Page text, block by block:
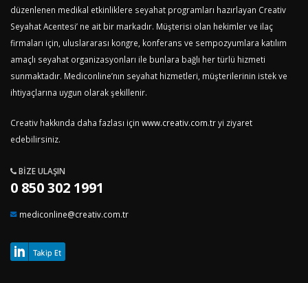
düzenlenen medikal etkinliklere seyahat programları hazırlayan Creativ
Seyahat Acentesi’ ne ait bir markadır. Müşterisi olan hekimler ve ilaç
firmaları için, uluslararası kongre, konferans ve sempozyumlara katılım
amaçlı seyahat organizasyonları ile bunlara bağlı her türlü hizmeti
sunmaktadır. Mediconline’nın seyahat hizmetleri, müşterilerinin istek ve
ihtiyaçlarına uygun olarak şekillenir.
Creativ hakkında daha fazlası için www.creativ.com.tryi ziyaret
edebilirsiniz.
BIZE ULAŞIN
0 850 302 1991
mediconline@creativ.com.tr